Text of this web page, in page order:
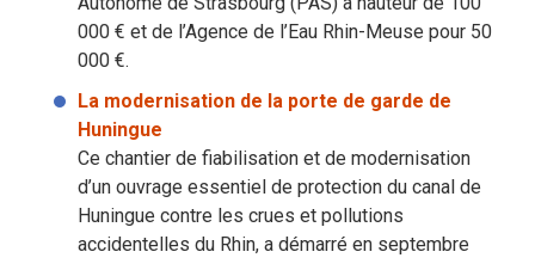
000 € et de l’Agence de l’Eau Rhin-Meuse pour 50
000 €.
La modernisation de la porte de garde de
Huningue
Ce chantier de fiabilisation et de modernisation
d’un ouvrage essentiel de protection du canal de
Huningue contre les crues et pollutions
accidentelles du Rhin, a démarré en septembre